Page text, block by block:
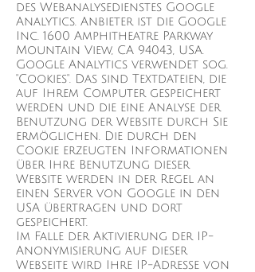
des Webanalysedienstes Google
Analytics. Anbieter ist die Google
Inc. 1600 Amphitheatre Parkway
Mountain View, CA 94043, USA.
Google Analytics verwendet sog.
"Cookies". Das sind Textdateien, die
auf Ihrem Computer gespeichert
werden und die eine Analyse der
Benutzung der Website durch Sie
ermöglichen. Die durch den
Cookie erzeugten Informationen
über Ihre Benutzung dieser
Website werden in der Regel an
einen Server von Google in den
USA übertragen und dort
gespeichert.
Im Falle der Aktivierung der IP-
Anonymisierung auf dieser
Webseite wird Ihre IP-Adresse von